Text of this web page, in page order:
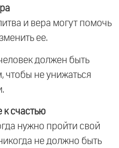
и вера могут помочь
ее.
должен быть
чтобы не унижаться
к счастью
нужно пройти свой
не должно быть